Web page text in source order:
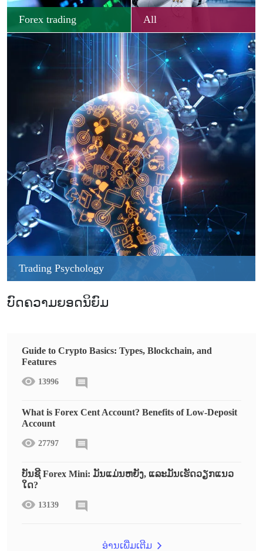
Forex trading All
Trading Psychology
ບົດຄວາມຍອດນິຍົມ
Guide to Crypto Basics: Types, Blockchain, and
Features
13996
What is Forex Cent Account? Benefits of Low-Deposit
Account
27797
ບັນຊີ Forex Mini: ມັນແມ່ນຫຍັງ, ແລະມັນເຮັດວຽກແນວ
ໃດ?
13139
ອ່ານເພີ່ມເຕີມ